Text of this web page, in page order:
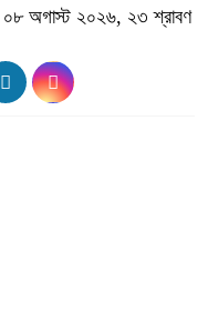
০৮ অগাস্ট ২০২৬, ২৩ শ্রাবণ